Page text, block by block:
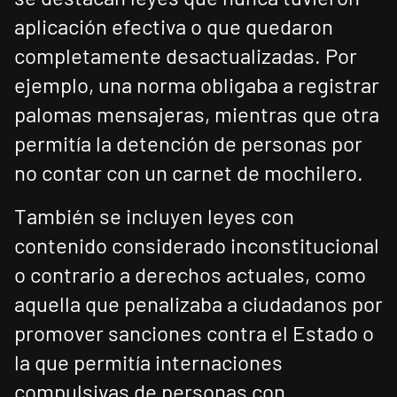
aplicación efectiva o que quedaron
completamente desactualizadas. Por
ejemplo, una norma obligaba a registrar
palomas mensajeras, mientras que otra
permitía la detención de personas por
no contar con un carnet de mochilero.
También se incluyen leyes con
contenido considerado inconstitucional
o contrario a derechos actuales, como
aquella que penalizaba a ciudadanos por
promover sanciones contra el Estado o
la que permitía internaciones
compulsivas de personas con